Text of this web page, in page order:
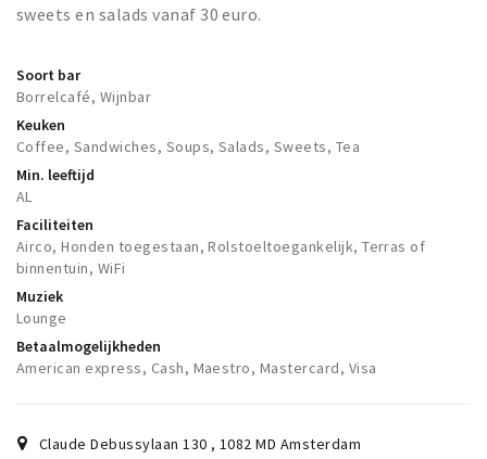
sweets en salads vanaf 30 euro.
Soort bar
Borrelcafé, Wijnbar
Keuken
Coffee, Sandwiches, Soups, Salads, Sweets, Tea
Min. leeftijd
AL
Faciliteiten
Airco, Honden toegestaan, Rolstoeltoegankelijk, Terras of
binnentuin, WiFi
Muziek
Lounge
Betaalmogelijkheden
American express, Cash, Maestro, Mastercard, Visa
Claude Debussylaan 130 , 1082 MD Amsterdam